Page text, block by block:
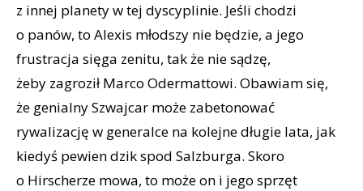
z innej planety w tej dyscyplinie. Jeśli chodzi
o panów, to Alexis młodszy nie będzie, a jego
frustracja sięga zenitu, tak że nie sądzę,
żeby zagroził Marco Odermattowi. Obawiam się,
że genialny Szwajcar może zabetonować
rywalizację w generalce na kolejne długie lata, jak
kiedyś pewien dzik spod Salzburga. Skoro
o Hirscherze mowa, to może on i jego sprzęt